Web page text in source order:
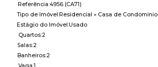
Referência:4956 (CA71)
Tipo de Imóvel:Residencial » Casa de Condomínio
Estágio do Imóvel:Usado
Quartos:2
Salas:2
Banheiros:2